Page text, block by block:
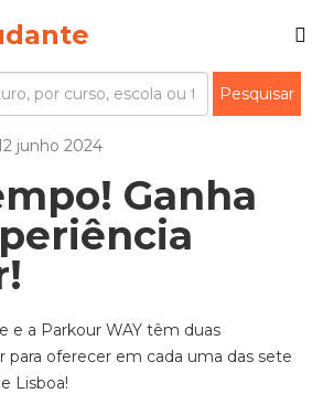
junho 2024
Ganha
e a Parkour WAY têm duas
para oferecer em cada uma das sete
Lisboa!